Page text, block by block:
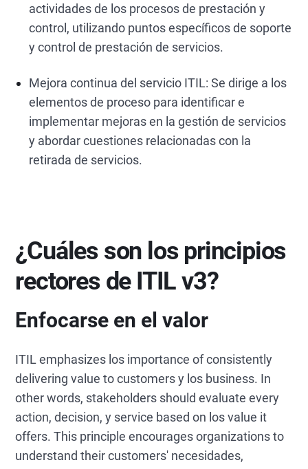
actividades de los procesos de prestación y
control, utilizando puntos específicos de soporte
y control de prestación de servicios.
Mejora continua del servicio ITIL: Se dirige a los
elementos de proceso para identificar e
implementar mejoras en la gestión de servicios
y abordar cuestiones relacionadas con la
retirada de servicios.
¿Cuáles son los principios
rectores de ITIL v3?
Enfocarse en el valor
ITIL emphasizes los importance of consistently
delivering value to customers y los business. In
other words, stakeholders should evaluate every
action, decision, y service based on los value it
offers. This principle encourages organizations to
understand their customers' necesidades,